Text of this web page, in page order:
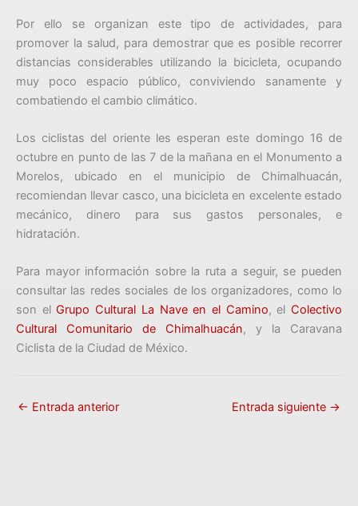
Por ello se organizan este tipo de actividades, para
promover la salud, para demostrar que es posible recorrer
distancias considerables utilizando la bicicleta, ocupando
muy poco espacio público, conviviendo sanamente y
combatiendo el cambio climático.
Los ciclistas del oriente les esperan este domingo 16 de
octubre en punto de las 7 de la mañana en el Monumento a
Morelos, ubicado en el municipio de Chimalhuacán,
recomiendan llevar casco, una bicicleta en excelente estado
mecánico, dinero para sus gastos personales, e
hidratación.
Para mayor información sobre la ruta a seguir, se pueden
consultar las redes sociales de los organizadores, como lo
son el Grupo Cultural La Nave en el Camino, el Colectivo
Cultural Comunitario de Chimalhuacán, y la Caravana
Ciclista de la Ciudad de México.
← Entrada anterior Entrada siguiente →